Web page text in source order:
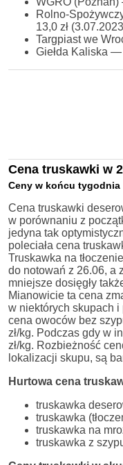
Rolno-
13,0 zł
Targpiast we
Giełda Kaliska —
Cena truskawki w
Ceny w końcu tygodnia
Cena truskawki
w porównaniu z
jedyna tak
poleciała cena
Truskawka na
do notowań z 26.06, a
mniejsze dosięgły
Mianowicie ta cena
w niektórych skupach i
cena owoców bez
zł/kg. Podczas gdy w
zł/kg. Rozbieżność
lokalizacji skupu, są
Hurtowa cena
truskawka
truskawka
truskawka na
truskawka z